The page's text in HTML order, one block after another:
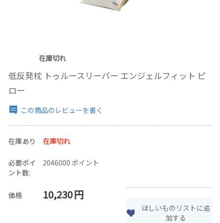
在庫切れ
低反発枕 トゥルースリーパー エンジェルフィット ピ
ロー
この商品のレビューを書く
在庫あり 在庫切れ
必要ポイ
ント数:
2046000 ポイント
価格 10,230円
ほしいものリストに追
加する